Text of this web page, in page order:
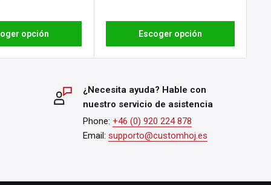
opción Escoger opción
¿Necesita ayuda? Hable con
nuestro servicio de asistencia
Phone: +46 (0) 920 224 878
Email: supporto@customhoj.es